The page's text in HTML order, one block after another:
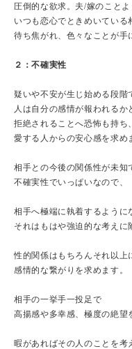
圧倒的な欲求。夫/嫁のことよ
いつも恋心でときめいている
待ち焦がれ、色々なことが手
２：不確実性
疑いや不安が生じ始める段階
人は自分の感情が報われるか
拒絶されることへ恐怖も持ち、
愛する人からの安心感を求め
相手との今後の関係性が未知
不確実性でいっぱいなので、
相手へ極端に執着するように
それはもはや強迫的な考えに
性的関係はもちろんそれ以上
感情的な繋がりを求めます。
相手の一挙手一投足で
高揚感や多幸感、極度の絶望
暇があればその人のことを考